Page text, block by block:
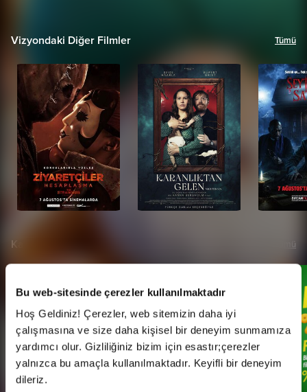
Bu web-sitesinde çerezler kullanılmaktadır
Hoş Geldiniz! Çerezler, web sitemizin daha iyi
çalışmasına ve size daha kişisel bir deneyim sunmamıza
yardımcı olur. Gizliliğiniz bizim için esastır;çerezler
yalnızca bu amaçla kullanılmaktadır. Keyifli bir deneyim
dileriz.
Vizyondaki Diğer Filmler Tümü
Kampanyalar Tümü